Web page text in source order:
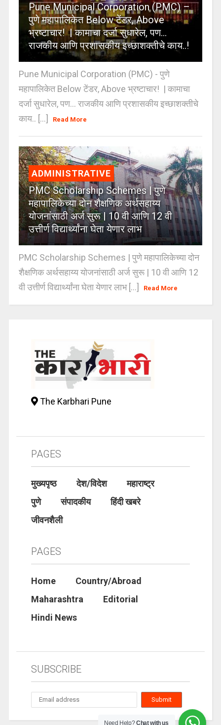
Pune Municipal Corporation (PMC) –
पुणे महापालिकेत Below टेंडर, Above
भ्रष्टाचार! | कामाचा दर्जा सुधारेल, पण…
राजकीय आणि प्रशासकीय इच्छाशक्तीचे काय..!
Pune Municipal Corporation (PMC) - पुणे
महापालिकेत Below टेंडर, Above भ्रष्टाचार! | कामाचा
दर्जा सुधारेल, पण… राजकीय आणि प्रशासकीय इच्छाशक्तीचे
काय.. [...]
Read More
ADMINISTRATIVE
PMC Scholarship Schemes | पुणे
महापालिकेच्या दोन शैक्षणिक अर्थसहाय्य
योजनांसाठी अर्ज सुरू | 10 वी आणि 12 वी
उत्तीर्ण विद्यार्थ्यांना घेता येणार लाभ
PMC Scholarship Schemes | पुणे महापालिकेच्या दोन
शैक्षणिक अर्थसहाय्य योजनांसाठी अर्ज सुरू | 10 वी आणि 12
वी उत्तीर्ण विद्यार्थ्यांना घेता येणार लाभ [...]
Read More
The Karbhari Pune
PAGES
मुख्यपृष्ठ देश/विदेश
महाराष्ट्र
पुणे
संपादकीय
हिंदी खबरे
जीवनशैली
PAGES
Home
Country/Abroad
Maharashtra
Editorial
Hindi News
SUBSCRIBE
Need Help?Chat with us